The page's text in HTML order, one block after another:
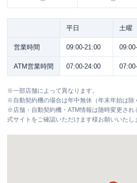
平日 土曜
営業時間 09:00-21:00
ATM営業時間 07:00-24:00
※一部店舗によって異なります。
※自動契約機の場合は年中無休（年末年始は除
※店舗・自動契約機・ATM情報は随時変更さ
式サイトをご確認いただけます様お願いいたし